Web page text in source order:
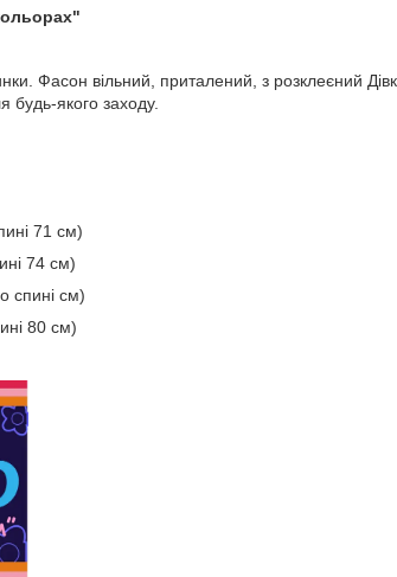
Фасон вільний, приталений, з розклеєний
будь-якого заходу.
71 см)
74 см)
спині см)
80 см)